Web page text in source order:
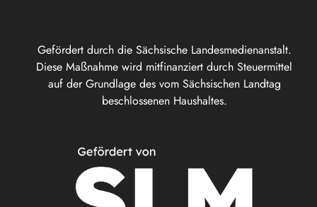
Gefördert durch die Sächsische Landesmedienanstalt.
Diese Maßnahme wird mitfinanziert durch Steuermittel
auf der Grundlage des vom Sächsischen Landtag
beschlossenen Haushaltes.